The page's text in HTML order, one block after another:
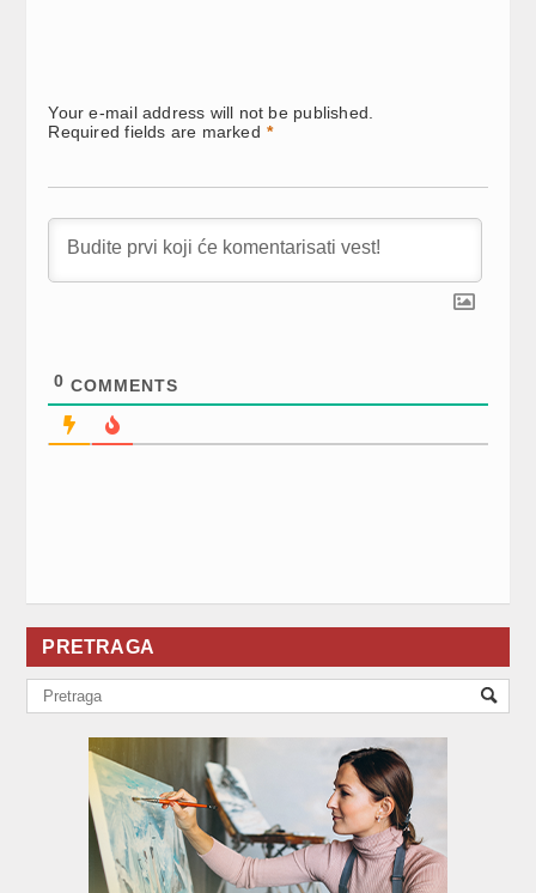
Your e-mail address will not be published.
Required fields are marked *
0 COMMENTS
PRETRAGA